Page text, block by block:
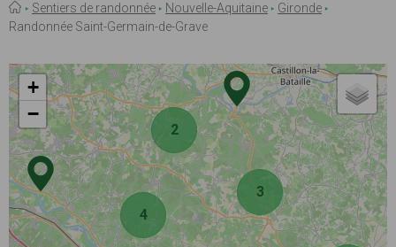
Fil
d'Ariane
Sentiers de randonnée Nouvelle-Aquitaine
Gironde
Randonnée Saint-Germain-de-Grave
2
3
4
+
−